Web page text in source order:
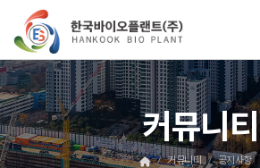
커뮤니티
커뮤니티 공지사항